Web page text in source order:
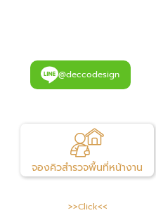
@deccodesign
จองคิวสำรวจพื้นที่หน้างาน
>>Click<<